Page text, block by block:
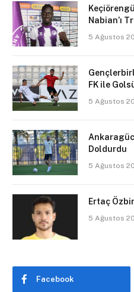
Nabian’ı
5 Ağustos
FK ile
5 Ağustos
Doldurdu
5 Ağustos
Ertaç
5 Ağustos
Facebook